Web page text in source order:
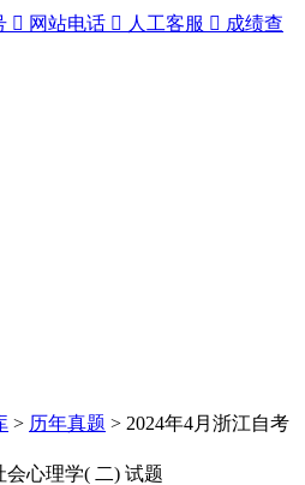
 网站电话  人工客服  成绩查
> 历年真题 > 2024年4月浙江自考
会心理学( 二) 试题